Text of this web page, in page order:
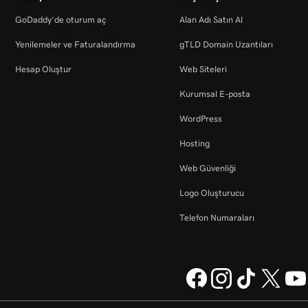
GoDaddy’de oturum aç
Yenilemeler ve Faturalandırma
Hesap Oluştur
Alan Adı Satın Al
gTLD Domain Uzantıları
Web Siteleri
Kurumsal E-posta
WordPress
Hosting
Web Güvenliği
Logo Oluşturucu
Telefon Numaraları